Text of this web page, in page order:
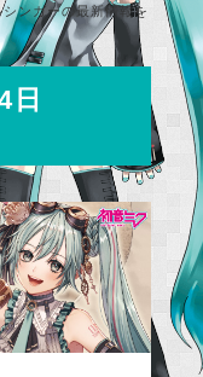
ンガーの最新情報を
日